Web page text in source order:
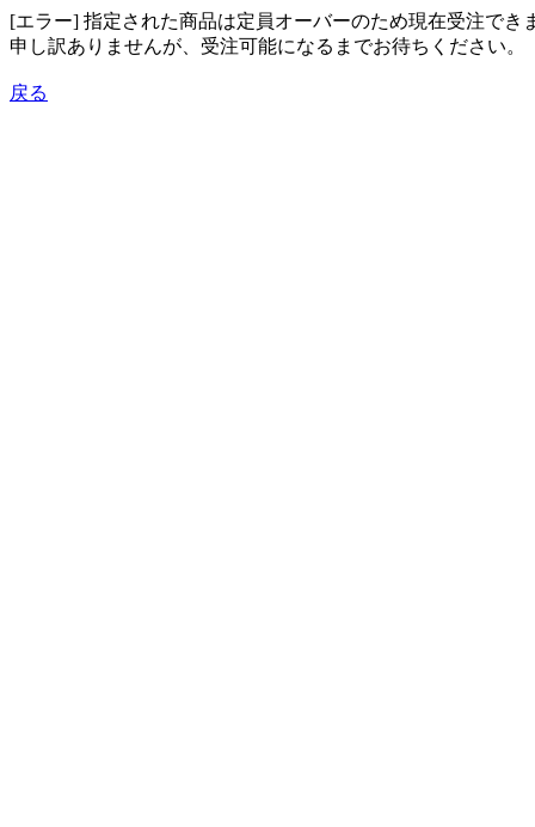
[エラー] 指定された商品は定員オーバーのため現在受注でき
申し訳ありませんが、受注可能になるまでお待ちください。
戻る